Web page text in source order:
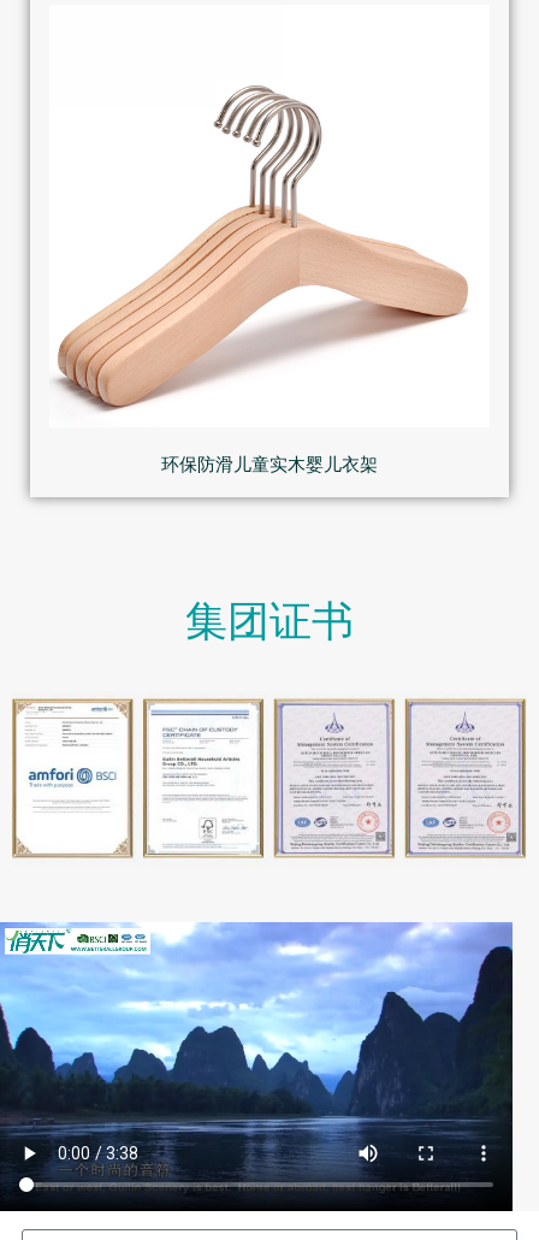
环保防滑儿童实木婴儿衣架
集团证书